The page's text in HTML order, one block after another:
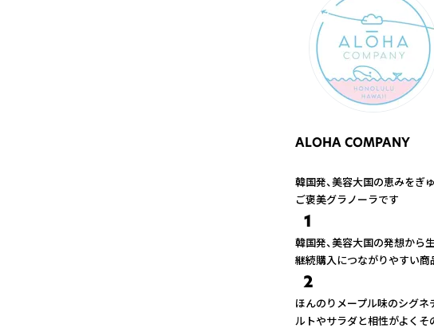
ALOHA COMPANY
韓国発、美容大国の恵みをぎ
ご褒美グラノーラです
1
韓国発、美容大国の発想から
継続購入につながりやすい商
2
ほんのりメープル味のシグネ
ルトやサラダと相性がよくそ